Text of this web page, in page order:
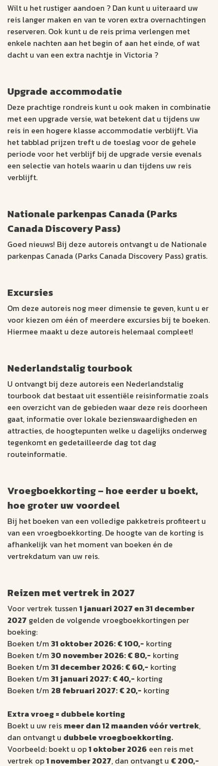
Wilt u het rustiger aandoen ? Dan kunt u uiteraard uw
reis langer maken en van te voren extra overnachtingen
reserveren. Ook kunt u de reis prima verlengen met
enkele nachten aan het begin of aan het einde, of wat
dacht u van een extra nachtje in Victoria ?
Upgrade accommodatie
Deze prachtige rondreis kunt u ook maken in combinatie
met een upgrade versie, wat betekent dat u tijdens uw
reis in een hogere klasse accommodatie verblijft. Via
het tabblad prijzen treft u de toeslag voor de gehele
periode voor het verblijf bij de upgrade versie evenals
een selectie van hotels waarin u dan tijdens uw reis
verblijft.
Nationale parkenpas Canada (Parks
Canada Discovery Pass)
Goed nieuws! Bij deze autoreis ontvangt u de Nationale
parkenpas Canada (Parks Canada Discovery Pass) gratis.
Excursies
Om deze autoreis nog meer dimensie te geven, kunt u er
voor kiezen om één of meerdere excursies bij te boeken.
Hiermee maakt u deze autoreis helemaal compleet!
Nederlandstalig tourbook
U ontvangt bij deze autoreis een Nederlandstalig
tourbook dat bestaat uit essentiële reisinformatie zoals
een overzicht van de gebieden waar deze reis doorheen
gaat, informatie over lokale bezienswaardigheden en
attracties, de hoogtepunten welke u dagelijks onderweg
tegenkomt en gedetailleerde dag tot dag
routeinformatie.
Vroegboekkorting – hoe eerder u boekt,
hoe groter uw voordeel
Bij het boeken van een volledige pakketreis profiteert u
van een vroegboekkorting. De hoogte van de korting is
afhankelijk van het moment van boeken én de
vertrekdatum van uw reis.
Reizen met vertrek in 2027
Voor vertrek tussen 1 januari 2027 en 31 december
2027 gelden de volgende vroegboekkortingen per
boeking:
Boeken t/m 31 oktober 2026: € 100,- korting
Boeken t/m 30 november 2026: € 80,- korting
Boeken t/m 31 december 2026: € 60,- korting
Boeken t/m 31 januari 2027: € 40,- korting
Boeken t/m 28 februari 2027: € 20,- korting
Extra vroeg = dubbele korting
Boekt u uw reis meer dan 12 maanden vóór vertrek,
dan ontvangt u dubbele vroegboekkorting.
Voorbeeld: boekt u op1 oktober 2026 een reis met
vertrek op1 november 2027, dan ontvangt u € 200,-